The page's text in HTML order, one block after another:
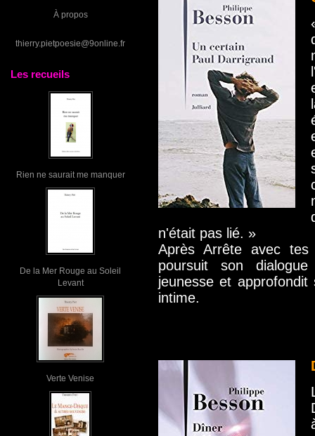
À propos
thierry.pietpoesie@9online.fr
Les recueils
Rien ne saurait me manquer
De la Mer Rouge au Soleil
Levant
Verte Venise
n'était pas lié. »
Après Arrête avec tes
poursuit son
jeunesse et
intime.